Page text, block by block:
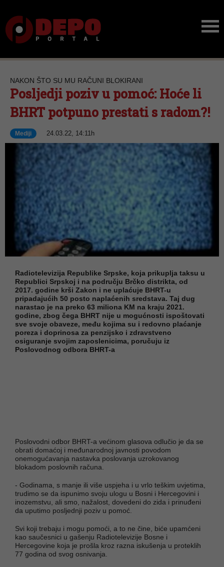
NAKON ŠTO SU MU RAČUNI BLOKIRANI
Posljedji poziv u pomoć: Hoće li
BHRT potpuno prestati s radom?!
Mediji 24.03.22, 14:11h
Radiotelevizija Republike Srpske, koja prikuplja taksu u
Republici Srpskoj i na području Brčko distrikta, od
2017. godine krši Zakon i ne uplaćuje BHRT-u
pripadajućih 50 posto naplaćenih sredstava. Taj dug
narastao je na preko 63 miliona KM na kraju 2021.
godine, zbog čega BHRT nije u mogućnosti ispoštovati
sve svoje obaveze, među kojima su i redovno plaćanje
poreza i doprinosa za penzijsko i zdravstveno
osiguranje svojim zaposlenicima, poručuju iz
Poslovodnog odbora BHRT-a
Poslovodni odbor BHRT-a većinom glasova odlučio je da se
obrati domaćoj i međunarodnoj javnosti povodom
onemogućavanja nastavka poslovanja uzrokovanog
blokadom poslovnih računa.
- Godinama, s manje ili više uspjeha i u vrlo teškim uvjetima,
trudimo se da ispunimo svoju ulogu u Bosni i Hercegovini i
inozemstvu, ali smo, nažalost, dovedeni do zida i prinuđeni
da uputimo posljednji poziv u pomoć.
Svi koji trebaju i mogu pomoći, a to ne čine, biće upamćeni
kao saučesnici u gašenju Radiotelevizije Bosne i
Hercegovine koja je prošla kroz razna iskušenja u proteklih
77 godina od svog osnivanja.